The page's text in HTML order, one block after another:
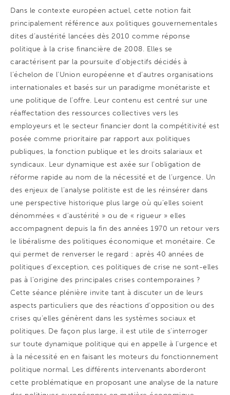
Dans le contexte européen actuel, cette notion fait
principalement référence aux politiques gouvernementales
dites d’austérité lancées dès 2010 comme réponse
politique à la crise financière de 2008. Elles se
caractérisent par la poursuite d’objectifs décidés à
l’échelon de l’Union européenne et d’autres organisations
internationales et basés sur un paradigme monétariste et
une politique de l’offre. Leur contenu est centré sur une
réaffectation des ressources collectives vers les
employeurs et le secteur financier dont la compétitivité est
posée comme prioritaire par rapport aux politiques
publiques, la fonction publique et les droits salariaux et
syndicaux. Leur dynamique est axée sur l’obligation de
réforme rapide au nom de la nécessité et de l’urgence. Un
des enjeux de l’analyse politiste est de les réinsérer dans
une perspective historique plus large où qu’elles soient
dénommées « d’austérité » ou de « rigueur » elles
accompagnent depuis la fin des années 1970 un retour vers
le libéralisme des politiques économique et monétaire. Ce
qui permet de renverser le regard : après 40 années de
politiques d’exception, ces politiques de crise ne sont-elles
pas à l’origine des principales crises contemporaines ?
Cette séance plénière invite tant à discuter un de leurs
aspects particuliers que des réactions d’opposition ou des
crises qu’elles génèrent dans les systèmes sociaux et
politiques. De façon plus large, il est utile de s’interroger
sur toute dynamique politique qui en appelle à l’urgence et
à la nécessité en en faisant les moteurs du fonctionnement
politique normal. Les différents intervenants aborderont
cette problématique en proposant une analyse de la nature